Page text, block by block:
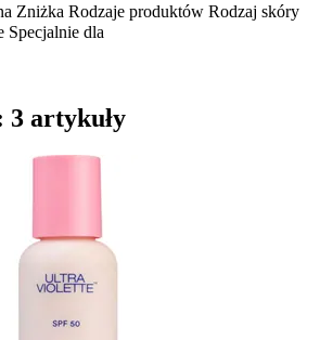
Zniżka Rodzaje produktów Rodzaj skóry
Specjalnie dla
artykuły